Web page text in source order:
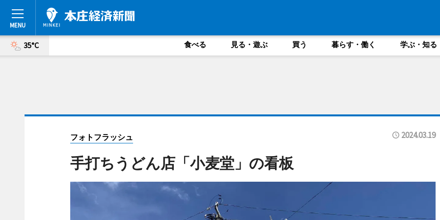
35°C 食べる 見る・遊ぶ 買う 暮らす・働く 学ぶ・知る
フォトフラッシュ 2024.03.19
手打ちうどん店「小麦堂」の看板